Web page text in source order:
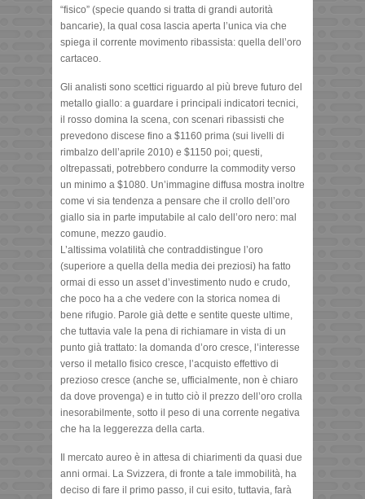
“fisico” (specie quando si tratta di grandi autorità
bancarie), la qual cosa lascia aperta l’unica via che
spiega il corrente movimento ribassista: quella dell’oro
cartaceo.
Gli analisti sono scettici riguardo al più breve futuro del
metallo giallo: a guardare i principali indicatori tecnici,
il rosso domina la scena, con scenari ribassisti che
prevedono discese fino a $1160 prima (sui livelli di
rimbalzo dell’aprile 2010) e $1150 poi; questi,
oltrepassati, potrebbero condurre la commodity verso
un minimo a $1080. Un’immagine diffusa mostra inoltre
come vi sia tendenza a pensare che il crollo dell’oro
giallo sia in parte imputabile al calo dell’oro nero: mal
comune, mezzo gaudio.
L’altissima volatilità che contraddistingue l’oro
(superiore a quella della media dei preziosi) ha fatto
ormai di esso un asset d’investimento nudo e crudo,
che poco ha a che vedere con la storica nomea di
bene rifugio. Parole già dette e sentite queste ultime,
che tuttavia vale la pena di richiamare in vista di un
punto già trattato: la domanda d’oro cresce, l’interesse
verso il metallo fisico cresce, l’acquisto effettivo di
prezioso cresce (anche se, ufficialmente, non è chiaro
da dove provenga) e in tutto ciò il prezzo dell’oro crolla
inesorabilmente, sotto il peso di una corrente negativa
che ha la leggerezza della carta.
Il mercato aureo è in attesa di chiarimenti da quasi due
anni ormai. La Svizzera, di fronte a tale immobilità, ha
deciso di fare il primo passo, il cui esito, tuttavia, farà